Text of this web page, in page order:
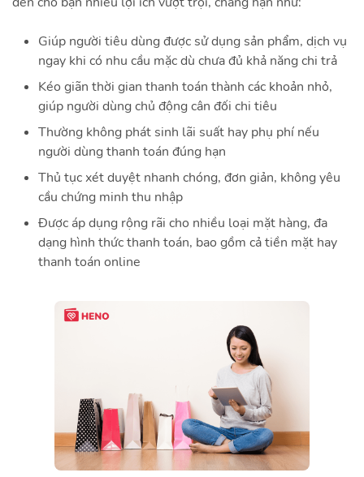
Giúp người tiêu dùng được sử dụng sản phẩm, dịch vụ
ngay khi có nhu cầu mặc dù chưa đủ khả năng chi trả
Kéo giãn thời gian thanh toán thành các khoản nhỏ,
giúp người dùng chủ động cân đối chi tiêu
Thường không phát sinh lãi suất hay phụ phí nếu
người dùng thanh toán đúng hạn
Thủ tục xét duyệt nhanh chóng, đơn giản, không yêu
cầu chứng minh thu nhập
Được áp dụng rộng rãi cho nhiều loại mặt hàng, đa
dạng hình thức thanh toán, bao gồm cả tiền mặt hay
thanh toán online